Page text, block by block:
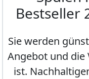
Bestseller
Sie werden
Angebot und die
ist.